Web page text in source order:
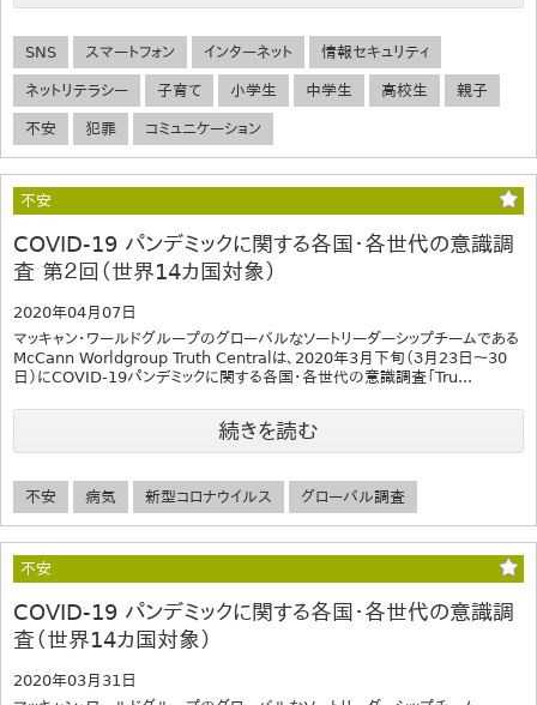
SNS スマートフォン インターネット 情報セキュリティ
ネットリテラシー 子育て 小学生 中学生 高校生 親子
不安 犯罪 コミュニケーション
不安
COVID-19 パンデミックに関する各国・各世代の意識調
査 第２回（世界14カ国対象）
2020年04月07日
マッキャン・ワールドグループのグローバルなソートリーダーシップチームである
McCann Worldgroup Truth Centralは、2020年3月下旬（３月23日〜30
日）にCOVID-19パンデミックに関する各国・各世代の意識調査「Tru...
続きを読む
不安 病気 新型コロナウイルス グローバル調査
不安
COVID-19 パンデミックに関する各国・各世代の意識調
査（世界14カ国対象）
2020年03月31日